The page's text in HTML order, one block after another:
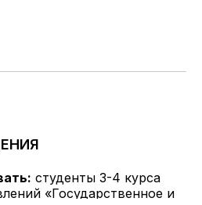
студенты 3-4 курса
«Государственное и